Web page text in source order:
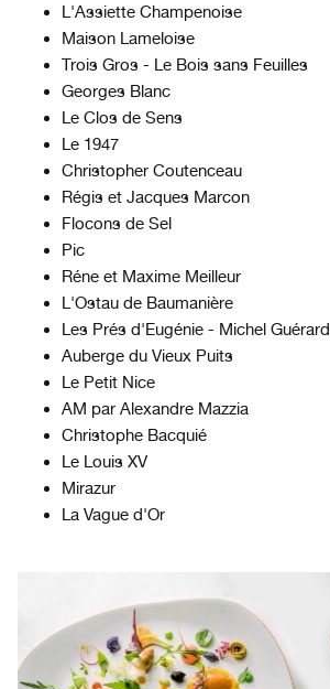
L'Assiette Champenoise
Maison Lameloise
Trois Gros - Le Bois sans Feuilles
Georges Blanc
Le Clos de Sens
Le 1947
Christopher Coutenceau
Régis et Jacques Marcon
Flocons de Sel
Pic
Réne et Maxime Meilleur
L'Ostau de Baumanière
Les Prés d'Eugénie - Michel Guérard
Auberge du Vieux Puits
Le Petit Nice
AM par Alexandre Mazzia
Christophe Bacquié
Le Louis XV
Mirazur
La Vague d'Or